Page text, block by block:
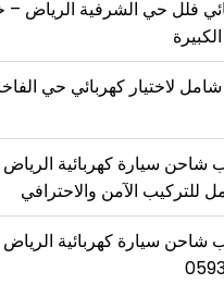
فلل حي الشرفية
لاختيار كهربائي حي
شاحن سيارة كهربائية
للتركيب الآمن والاحترافي
شاحن سيارة كهربائية